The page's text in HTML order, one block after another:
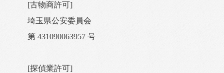
[古物商許可]
埼玉県公安委員会
第 431090063957 号
[探偵業許可]